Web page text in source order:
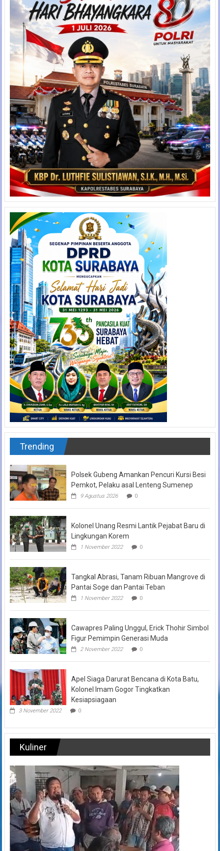
Trending
Polsek Gubeng Amankan Pencuri Kursi Besi
Pemkot, Pelaku asal Lenteng Sumenep
9 Agustus 2026 0
Kolonel Unang Resmi Lantik Pejabat Baru di
Lingkungan Korem
1 November 2022 0
Tangkal Abrasi, Tanam Ribuan Mangrove di
Pantai Soge dan Pantai Teban
1 November 2022 0
Cawapres Paling Unggul, Erick Thohir Simbol
Figur Pemimpin Generasi Muda
2 November 2022 0
Apel Siaga Darurat Bencana di Kota Batu,
Kolonel Imam Gogor Tingkatkan
Kesiapsiagaan
3 November 2022 0
Kuliner